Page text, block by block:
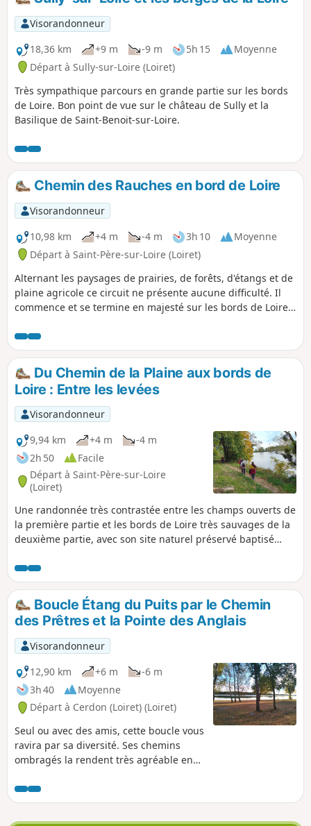
Visorandonneur
18,36 km
+9 m -9 m 5h 15
Moyenne
Départ à Sully-sur-Loire (Loiret)
Très sympathique parcours en grande partie sur les bords
de Loire. Bon point de vue sur le château de Sully et la
Basilique de Saint-Benoit-sur-Loire.
Chemin des Rauches en bord de Loire
Visorandonneur
10,98 km
+4 m -4 m 3h 10
Moyenne
Départ à Saint-Père-sur-Loire (Loiret)
Alternant les paysages de prairies, de forêts, d'étangs et de
plaine agricole ce circuit ne présente aucune difficulté. Il
commence et se termine en majesté sur les bords de Loire.
avec 76 % de chemins non revêtus.
Du Chemin de la Plaine aux bords de
Loire : Entre les levées
Visorandonneur
9,94 km
+4 m
-4 m
2h 50
Facile
Départ à Saint-Père-sur-Loire
(Loiret)
Une randonnée très contrastée entre les champs ouverts de
la première partie et les bords de Loire très sauvages de la
deuxième partie, avec son site naturel préservé baptisé
Châtaignes par l'office de tourisme, ce parcours a beaucoup
plu au public de randonneurs.
Boucle Étang du Puits par le Chemin
des Prêtres et la Pointe des Anglais
Visorandonneur
12,90 km
+6 m
-6 m
3h 40
Moyenne
Départ à Cerdon (Loiret) (Loiret)
Seul ou avec des amis, cette boucle vous
ravira par sa diversité. Ses chemins
ombragés la rendent très agréable en
temps pour flâner sur les plages de
l’Étang du Puits ou sur les rives du
Canal de la Sauldre.